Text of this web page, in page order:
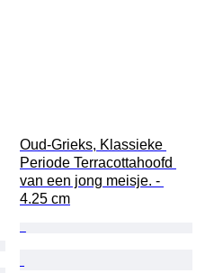
Oud-Grieks, Klassieke
Periode Terracottahoofd
van een jong meisje. -
4.25 cm